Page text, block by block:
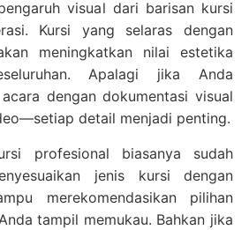
visual dari barisan kursi
Kursi yang selaras dengan
meningkatkan nilai estetika
Apalagi jika Anda
dengan dokumentasi visual
detail menjadi penting.
profesional biasanya sudah
jenis kursi dengan
merekomendasikan pilihan
tampil memukau. Bahkan jika